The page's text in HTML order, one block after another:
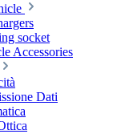
socket
Accessories
Dati